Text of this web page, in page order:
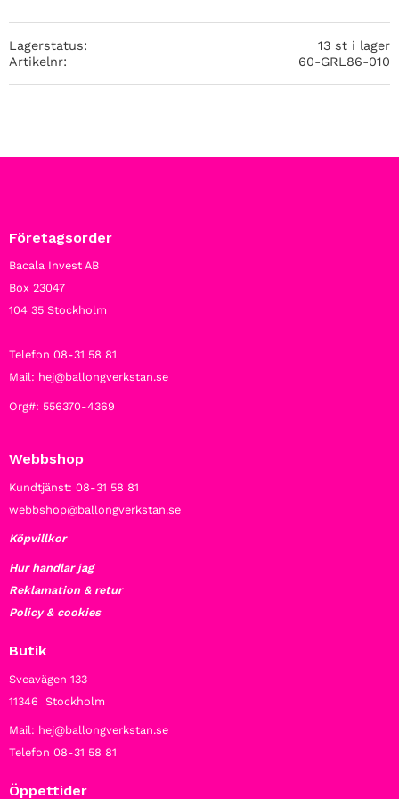
Lagerstatus
13 st i lager
Artikelnr
60-GRL86-010
Företagsorder
Bacala Invest AB
Box 23047
104 35 Stockholm
Telefon 08-31 58 81
Mail: hej@ballongverkstan.se
Org#: 556370-4369
Webbshop
Kundtjänst: 08-31 58 81
webbshop@ballongverkstan.se
Köpvillkor
Hur handlar jag
Reklamation & retur
Policy & cookies
Butik
Sveavägen 133
11346 Stockholm
Mail: hej@ballongverkstan.se
Telefon 08-31 58 81
Öppettider